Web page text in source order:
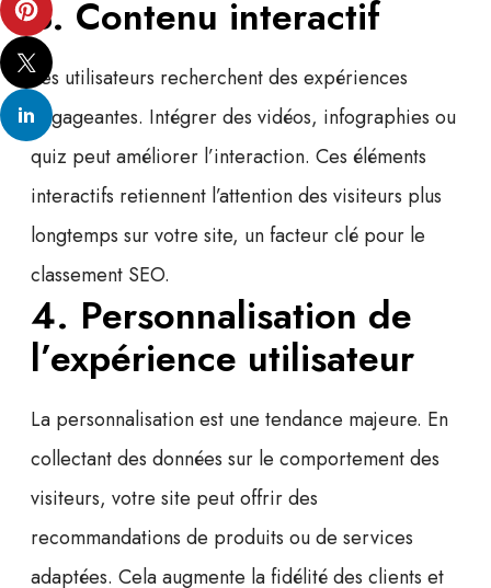
3. Contenu interactif
Les utilisateurs recherchent des expériences
engageantes. Intégrer des vidéos, infographies ou
quiz peut améliorer l’interaction. Ces éléments
interactifs retiennent l’attention des visiteurs plus
longtemps sur votre site, un facteur clé pour le
classement SEO.
4. Personnalisation de
l’expérience utilisateur
La personnalisation est une tendance majeure. En
collectant des données sur le comportement des
visiteurs, votre site peut offrir des
recommandations de produits ou de services
adaptées. Cela augmente lafidélité des clients et